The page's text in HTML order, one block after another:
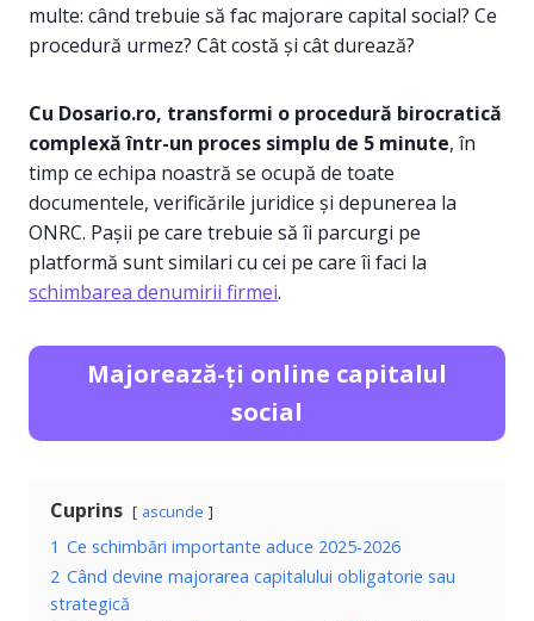
multe: când trebuie să fac majorare capital social? Ce
procedură urmez? Cât costă și cât durează?
Cu Dosario.ro, transformi o procedură birocratică
complexă într-un proces simplu de 5 minute, în
timp ce echipa noastră se ocupă de toate
documentele, verificările juridice și depunerea la
ONRC. Pașii pe care trebuie să îi parcurgi pe
platformă sunt similari cu cei pe care îi faci la
schimbarea denumirii firmei.
Majorează-ți online capitalul
social
Cuprins ascunde
1 Ce schimbări importante aduce 2025-2026
2 Când devine majorarea capitalului obligatorie sau
strategică